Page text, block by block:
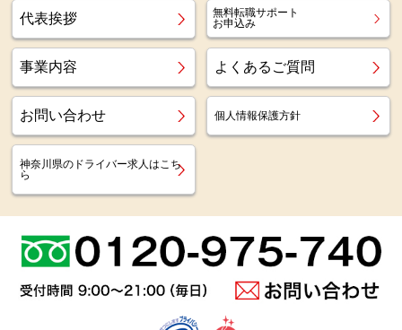
代表挨拶
無料転職サポート
お申込み
事業内容 よくあるご質問
お問い合わせ 個人情報保護方針
神奈川県のドライバー求人はこち
ら